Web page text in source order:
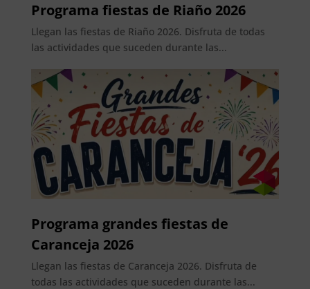
Programa fiestas de Riaño 2026
Llegan las fiestas de Riaño 2026. Disfruta de todas
las actividades que suceden durante las...
Programa grandes fiestas de
Caranceja 2026
Llegan las fiestas de Caranceja 2026. Disfruta de
todas las actividades que suceden durante las...